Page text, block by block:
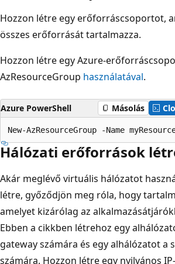
Hozzon létre egy erőforráscsoportot,
összes erőforrását tartalmazza.
Hozzon létre egy Azure-
AzResourceGroup használatával.
Azure PowerShell Másolás
Hálózati erőforrások
Akár meglévő virtuális hálózatot
létre, győződjön meg róla, hogy
amelyet kizárólag az
Ebben a cikkben létrehoz egy
gateway számára és egy alhálózatot a
számára. Hozzon létre egy nyilvános